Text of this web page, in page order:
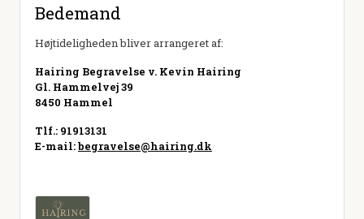
Bedemand
Højtideligheden bliver arrangeret af:
Hairing Begravelse v. Kevin Hairing
Gl. Hammelvej 39
8450 Hammel
Tlf.: 91913131
E-mail:begravelse@hairing.dk